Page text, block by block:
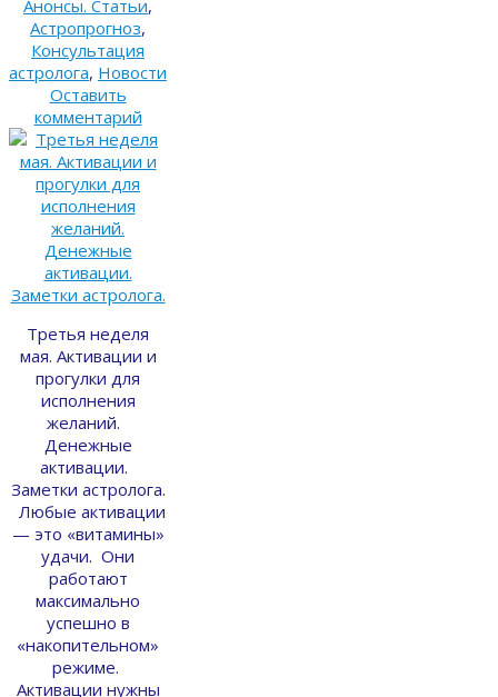
Анонсы. Статьи,
Астропрогноз,
Консультация
астролога, Новости
Оставить
комментарий
Третья неделя
мая. Активации и
прогулки для
исполнения
желаний.
Денежные
активации.
Заметки астролога.
Любые активации
— это «витамины»
удачи. Они
работают
максимально
успешно в
«накопительном»
режиме.
Активации нужны